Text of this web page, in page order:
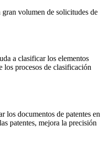
volumen de solicitudes de
a clasificar los elementos
los procesos de clasificación
los documentos de patentes en
patentes, mejora la precisión